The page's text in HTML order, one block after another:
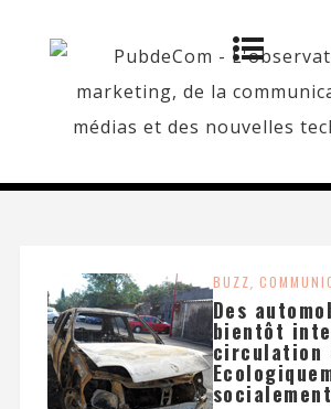
BUZZ,
Des
bientôt
circulation